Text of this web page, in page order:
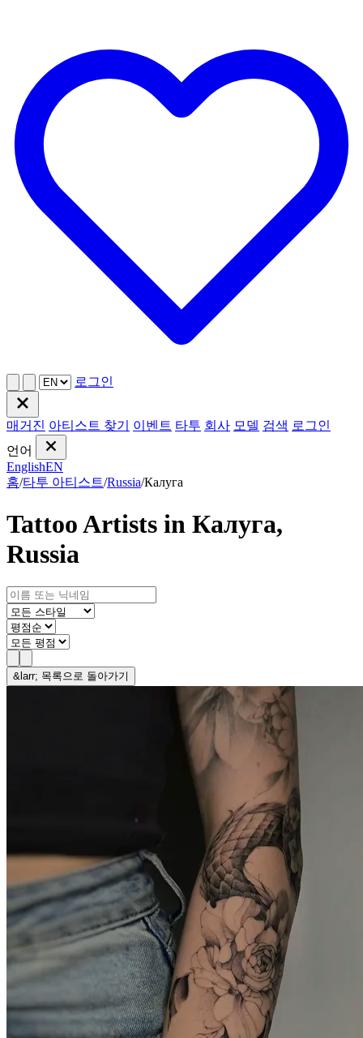
로그인
매거진 아티스트 찾기 이벤트 타투 회사 모델 검색 로그인
언어
EnglishEN
홈/타투 아티스트/Russia/Калуга
Tattoo Artists in Калуга,
Russia
&larr; 목록으로 돌아가기